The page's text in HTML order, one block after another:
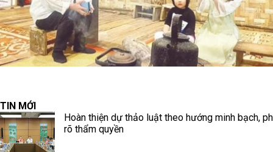
TIN MỚI
Hoàn thiện dự thảo luật theo hướng minh bạch,
rõ thẩm quyền